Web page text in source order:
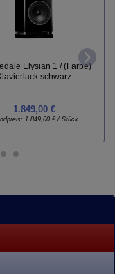
Elysian 1 / (Farbe)
schwarz
1.849,00 €
1.849,00 € / Stück